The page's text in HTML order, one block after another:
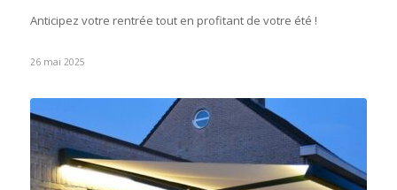
Anticipez votre rentrée tout en profitant de votre été !
26 mai 2025